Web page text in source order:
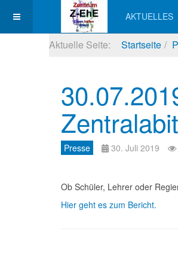
AKTUELLES
Aktuelle Seite: Startseite
Presse 30. Juli 2019
Ob Schüler, Lehrer oder
Hier geht es zum Bericht.